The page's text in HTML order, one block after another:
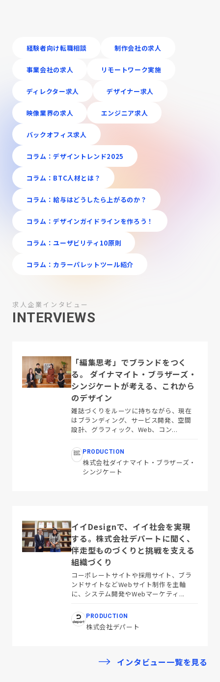
経験者向け転職相談 制作会社の求人
事業会社の求人 リモートワーク実施
ディレクター求人 デザイナー求人
映像業界の求人 エンジニア求人
バックオフィス求人
コラム：デザイントレンド2025
コラム：BTC人材とは？
コラム：給与はどうしたら上がるのか？
コラム：デザインガイドラインを作ろう！
コラム：ユーザビリティ10原則
コラム：カラーパレットツール紹介
求人企業インタビュー
INTERVIEWS
「編集思考」でブランドをつく
る。 ダイナマイト・ブラザーズ・
シンジケートが考える、これから
のデザイン
雑誌づくりをルーツに持ちながら、現在
はブランディング、サービス開発、空間
設計、グラフィック、Web、コン...
PRODUCTION
株式会社ダイナマイト・ブラザーズ・
シンジケート
イイDesignで、イイ社会を実現
する。株式会社デパートに聞く、
伴走型ものづくりと挑戦を支える
組織づくり
コーポレートサイトや採用サイト、ブラ
ンドサイトなどWebサイト制作を主軸
に、システム開発やWebマーケティ...
PRODUCTION
株式会社デパート
インタビュー一覧を見る